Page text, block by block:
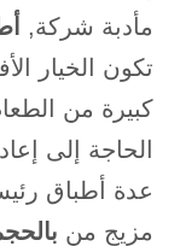
مأدبة شركة,
تكون الخيار
كبيرة من
الحاجة إلى
عدة أطباق
مزيج من